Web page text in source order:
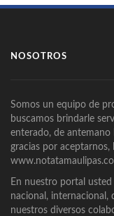
NOSOTROS
Somos un equipo de
buscamos brindarle
enterado, de antemano
gracias por aceptarnos,
En nuestro portal
nacional, internacional,
nuestros diversos